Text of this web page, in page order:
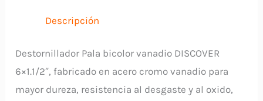
Descripción
Destornillador Pala bicolor vanadio DISCOVER
6×1.1/2″, fabricado en acero cromo vanadio para
mayor dureza, resistencia al desgaste y al oxido,